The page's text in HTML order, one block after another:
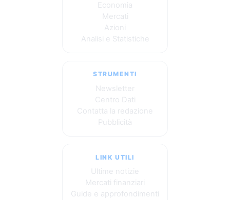
Economia
Mercati
Azioni
Analisi e Statistiche
STRUMENTI
Newsletter
Centro Dati
Contatta la redazione
Pubblicità
LINK UTILI
Ultime notizie
Mercati finanziari
Guide e approfondimenti